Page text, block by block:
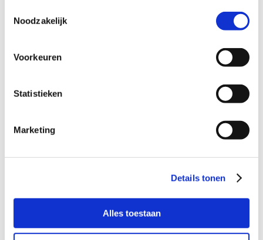
Noodzakelijk
Voorkeuren
Statistieken
Marketing
Details tonen
Alles toestaan
Wil je meer informatie?
Dan kun je contact opnemen met Eefje Becker,
coördinator Buurtgezinnen voor de gemeente Utrechtse
42154716
Aanmelden
als steungezin op de